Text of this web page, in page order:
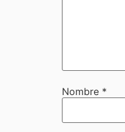
Nombre *